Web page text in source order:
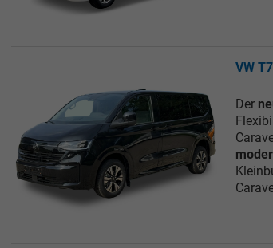
VW
Der
Verkauf
Tel. 04181/2176-24
schael@take-your-car.de
Tom
Tel.